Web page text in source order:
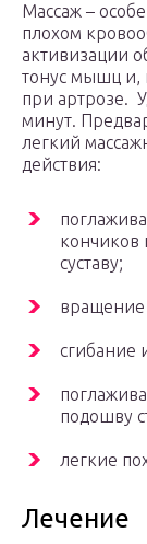
Массаж –
плохом
активизации
тонус мышц и,
при артрозе.
минут.
легкий
действия:
кончиков
суставу;
вращение
сгибание
подошву
легкие
Лечение